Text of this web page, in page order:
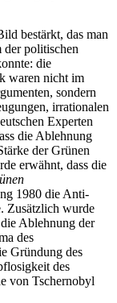
bestärkt, das man
der politischen
die
waren nicht im
sondern
irrationalen
Experten
die Ablehnung
der Grünen
erwähnt, dass die
1980 die Anti-
Zusätzlich wurde
Ablehnung der
des
Gründung des
des
von Tschernobyl